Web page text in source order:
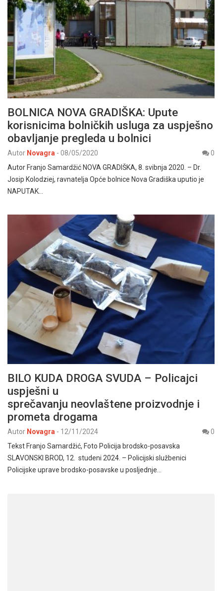
BOLNICA NOVA GRADIŠKA: Upute
korisnicima bolničkih usluga za uspješno
obavljanje pregleda u bolnici
Autor Novagra - 08/05/2020
0
Autor Franjo Samardžić NOVA GRADIŠKA, 8. svibnja 2020. – Dr.
Josip Kolodziej, ravnatelja Opće bolnice Nova Gradiška uputio je
NAPUTAK…
BILO KUDA DROGA SVUDA – Policajci
uspješni u
sprečavanju neovlaštene proizvodnje i
prometa drogama
Autor Novagra - 12/11/2024
0
Tekst Franjo Samardžić, Foto Policija brodsko-posavska
SLAVONSKI BROD, 12. studeni 2024. – Policijski službenici
Policijske uprave brodsko-posavske u posljednje…